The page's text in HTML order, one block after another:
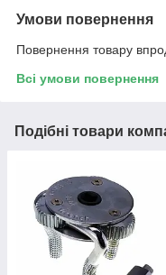
Умови повернення
Повернення товару
Всі умови повернення
Подібні товари